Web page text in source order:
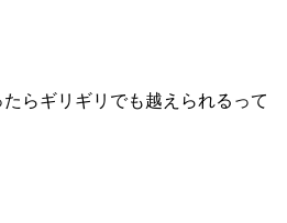
らギリギリでも越えられるって